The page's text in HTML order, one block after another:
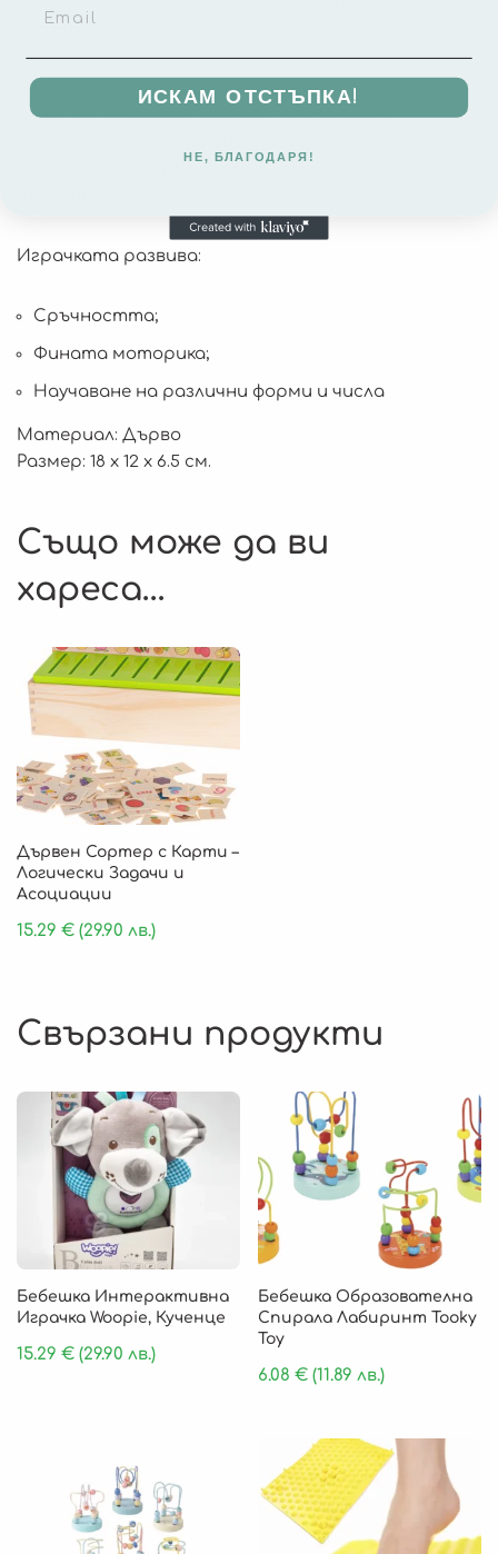
детето лесно може да дърпа камиончето.
Играчката е изработена с внимание към
детайла, без остри ръбове и перфектно
наситени, а за тях са използвани нетоксични,
Играчката развива:
Сръчността;
Фината моторика;
Научаване на различни форми и числа
Материал: Дърво
Размер: 18 x 12 x 6.5 см.
Също може да ви
хареса…
Дървен Сортер с Карти –
Логически Задачи и
Асоциации
15.29 € (29.90 лв.)
Свързани продукти
Бебешка Интерактивна
Играчка Woopie, Кученце
15.29 € (29.90 лв.)
Бебешка Образователна
Спирала Лабиринт Tooky
Toy
6.08€ (11.89 лв.)
ИСКАМ ОТСТЪПКА!
НЕ, БЛАГОДАРЯ!